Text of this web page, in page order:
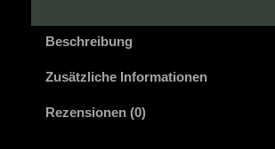
i
r
t
e
Beschreibung
Zusätzliche Informationen
Rezensionen (0)